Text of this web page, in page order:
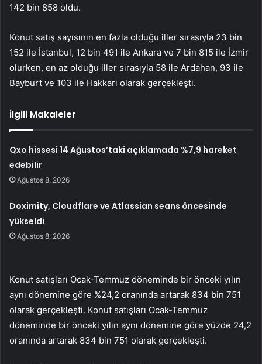
142 bin 858 oldu.
Konut satış sayısının en fazla olduğu iller sırasıyla 23 bin
152 ile İstanbul, 12 bin 491 ile Ankara ve 7 bin 815 ile İzmir
olurken, en az olduğu iller sırasıyla 58 ile Ardahan, 93 ile
Bayburt ve 103 ile Hakkari olarak gerçekleşti.
İlgili Makaleler
Qxo hissesi 14 Ağustos’taki açıklamada %7,9 hareket
edebilir
Ağustos 8, 2026
Doximity, Cloudflare ve Atlassian seans öncesinde
yükseldi
Ağustos 8, 2026
Konut satışları Ocak-Temmuz döneminde bir önceki yılın
aynı dönemine göre %24,2 oranında artarak 834 bin 751
olarak gerçekleşti. Konut satışları Ocak-Temmuz
döneminde bir önceki yılın aynı dönemine göre yüzde 24,2
oranında artarak 834 bin 751 olarak gerçekleşti.